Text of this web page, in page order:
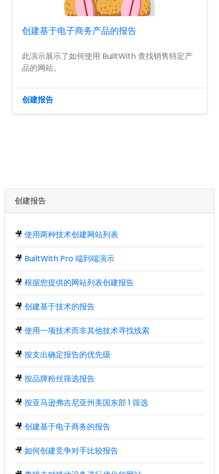
创建基于电子商务产品的报告
此演示展示了如何使用 BuiltWith 查找销售特定产
品的网站。
创建报告
创建报告
🎥 使用两种技术创建网站列表
🎥 BuiltWith Pro 端到端演示
🎥 根据您提供的网站列表创建报告
🎥 创建基于技术的报告
🎥 使用一项技术而非其他技术寻找线索
🎥 按支出确定报告的优先级
🎥 按品牌粉丝筛选报告
🎥 按亚马逊弗吉尼亚州美国东部 1 筛选
🎥 创建基于电子商务的报告
🎥 如何创建竞争对手比较报告